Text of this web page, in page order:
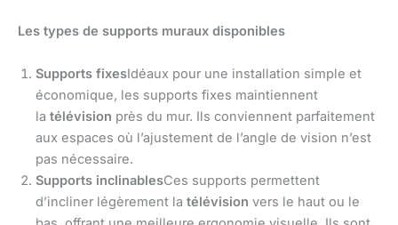
Les types de supports muraux disponibles
Supports fixesIdéaux pour une installation simple et
économique, les supports fixes maintiennent
la télévision près du mur. Ils conviennent parfaitement
aux espaces où l’ajustement de l’angle de vision n’est
pas nécessaire.
Supports inclinablesCes supports permettent
d’incliner légèrement la télévision vers le haut ou le